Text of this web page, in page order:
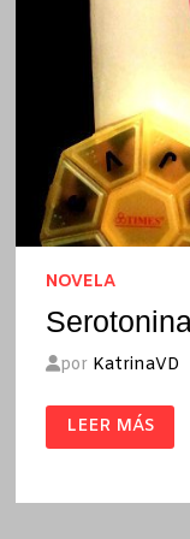
NOVELA
por KatrinaVD
SEROTONINA
/
MICHEL
LEER MÁS